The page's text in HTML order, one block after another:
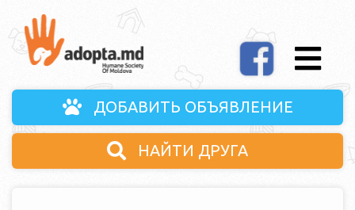
ДОБАВИТЬ ОБЪЯВЛЕНИЕ
НАЙТИ ДРУГА